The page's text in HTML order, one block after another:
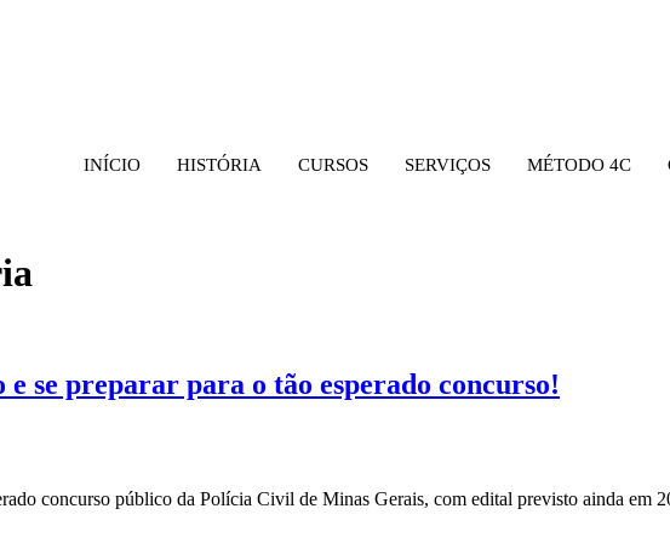
INÍCIO HISTÓRIA CURSOS SERVIÇOS MÉTODO 4C
se preparar para o tão esperado concurso!
concurso público da Polícia Civil de Minas Gerais, com edital previsto ainda